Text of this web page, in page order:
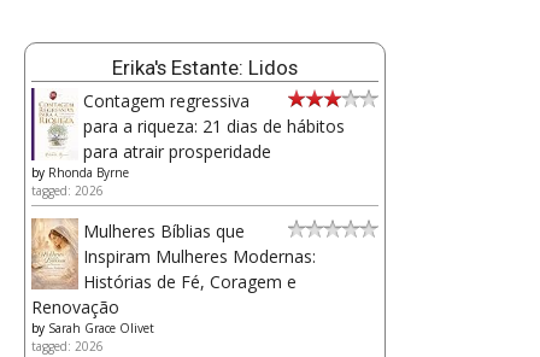
Erika's Estante: Lidos
Contagem regressiva
para a riqueza: 21 dias de hábitos
para atrair prosperidade
by Rhonda Byrne
tagged: 2026
Mulheres Bíblias que
Inspiram Mulheres Modernas:
Histórias de Fé, Coragem e
Renovação
by Sarah Grace Olivet
tagged: 2026